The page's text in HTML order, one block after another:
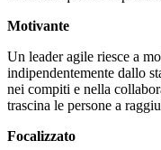
Motivante
Un leader agile riesce a
indipendentemente dallo
nei compiti e nella
trascina le persone a
Focalizzato